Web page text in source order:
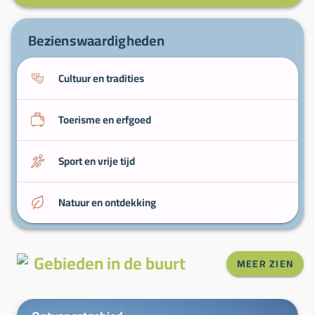
Zomermarkten— verse producten en lokale
Bezienswaardigheden
Cultuur en tradities
Toerisme en erfgoed
Sport en vrije tijd
Natuur en ontdekking
Gebieden in de buurt MEER ZIEN